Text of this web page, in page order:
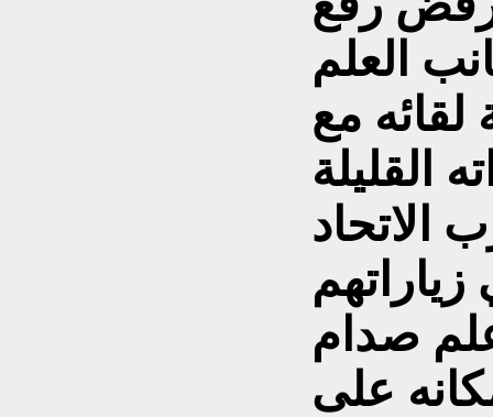
العلم
مع
القليلة
الاتحاد
صدام
على